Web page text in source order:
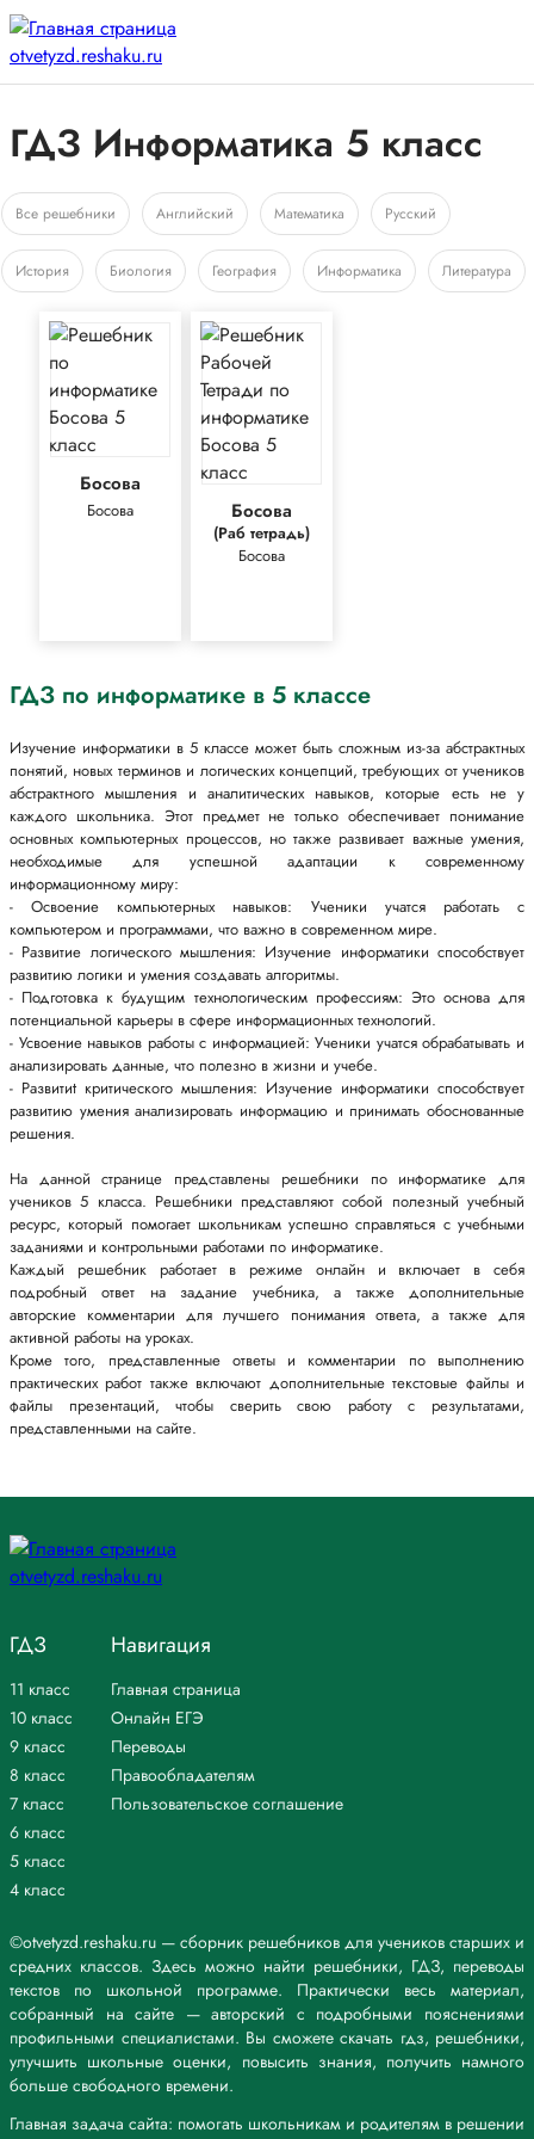
ГДЗ Информатика 5 класс
Все решебники Английский Математика Русский
История Биология География Информатика Литература
Босова
Босова Босова
(Раб тетрадь)
Босова
ГДЗ по информатике в 5 классе
Изучение информатики в 5 классе может быть сложным из-за абстрактных
понятий, новых терминов и логических концепций, требующих от учеников
абстрактного мышления и аналитических навыков, которые есть не у
каждого школьника. Этот предмет не только обеспечивает понимание
основных компьютерных процессов, но также развивает важные умения,
необходимые для успешной адаптации к современному
информационному миру:
- Освоение компьютерных навыков: Ученики учатся работать с
компьютером и программами, что важно в современном мире.
- Развитие логического мышления: Изучение информатики способствует
развитию логики и умения создавать алгоритмы.
- Подготовка к будущим технологическим профессиям: Это основа для
потенциальной карьеры в сфере информационных технологий.
- Усвоение навыков работы с информацией: Ученики учатся обрабатывать и
анализировать данные, что полезно в жизни и учебе.
- Развитиt критического мышления: Изучение информатики способствует
развитию умения анализировать информацию и принимать обоснованные
решения.
На данной странице представлены решебники по информатике для
учеников 5 класса. Решебники представляют собой полезный учебный
ресурс, который помогает школьникам успешно справляться с учебными
заданиями и контрольными работами по информатике.
Каждый решебник работает в режиме онлайн и включает в себя
подробный ответ на задание учебника, а также дополнительные
авторские комментарии для лучшего понимания ответа, а также для
активной работы на уроках.
Кроме того, представленные ответы и комментарии по выполнению
практических работ также включают дополнительные текстовые файлы и
файлы презентаций, чтобы сверить свою работу с результатами,
представленными на сайте.
©otvetyzd.reshaku.ru — сборник решебников для учеников старших и
средних классов. Здесь можно найти решебники, ГДЗ, переводы
текстов по школьной программе. Практически весь материал,
собранный на сайте — авторский с подробными пояснениями
профильными специалистами. Вы сможете скачать гдз, решебники,
улучшить школьные оценки, повысить знания, получить намного
больше свободного времени.
Главная задача сайта: помогать школьникам и родителям в решении
ГДЗ
11 класс
10 класс
9 класс
8 класс
7 класс
6 класс
5 класс
4 класс
Навигация
Главная страница
Онлайн ЕГЭ
Переводы
Правообладателям
Пользовательское соглашение